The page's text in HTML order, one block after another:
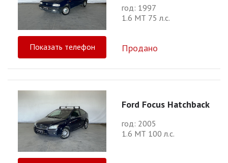
год: 1997
1.6 МТ 75 л.с.
Показать телефон Продано
Ford Focus Hatchback
год: 2005
1.6 МТ 100 л.с.